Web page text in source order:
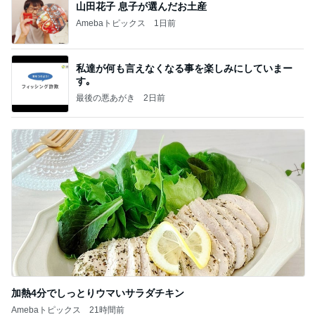
山田花子 息子が選んだお土産
Amebaトピックス 1日前
私達が何も言えなくなる事を楽しみにしていまー
す｡
最後の悪あがき 2日前
加熱4分でしっとりウマいサラダチキン
Amebaトピックス 21時間前